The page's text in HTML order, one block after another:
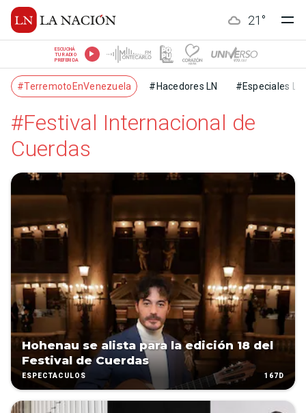
21 °
ESCUCHÁ
TU RADIO
PREFERIDA
#TerremotoEnVenezuela #Hacedores LN #Especiales LN
#Festival Internacional de
Cuerdas
Hohenau se alista para la edición 18 del
Festival de Cuerdas
ESPECTÁCULOS 167D